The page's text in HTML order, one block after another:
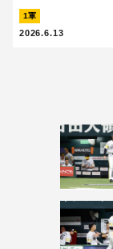
1軍
2026.6.13